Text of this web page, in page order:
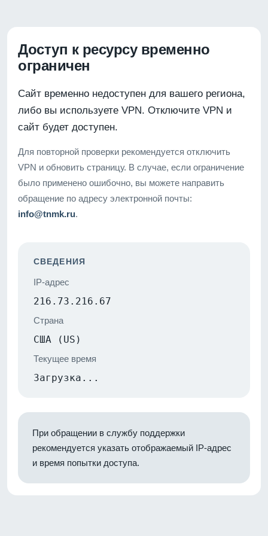
Доступ к ресурсу временно
ограничен
Сайт временно недоступен для вашего региона,
либо вы используете VPN. Отключите VPN и
сайт будет доступен.
Для повторной проверки рекомендуется отключить
VPN и обновить страницу. В случае, если ограничение
было применено ошибочно, вы можете направить
обращение по адресу электронной почты:
info@tnmk.ru.
СВЕДЕНИЯ
IP-адрес
216.73.216.67
Страна
США (US)
Текущее время
Загрузка...
При обращении в службу поддержки
рекомендуется указать отображаемый IP-адрес
и время попытки доступа.